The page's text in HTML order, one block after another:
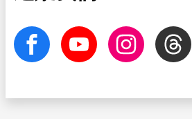
facebook Youtube InstagramThreads